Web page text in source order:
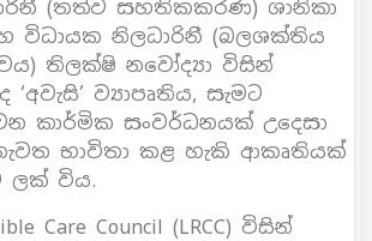
(තත්ව සහතිකකරණ) ශානිකා
විධායක නිලධාරිනී (බලශක්තිය
තිලක්ෂි නවෝද්‍යා විසින්
ව්‍යාපෘතිය, සැමට
කාර්මික සංවර්ධනයක් උදෙසා
භාවිතා කළ හැකි ආකෘතියක්
ලක් විය.
Care Council (LRCC) විසින්